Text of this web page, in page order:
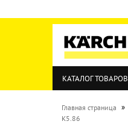
КАТАЛОГ ТОВАРОВ
Главная страница »
K5.86